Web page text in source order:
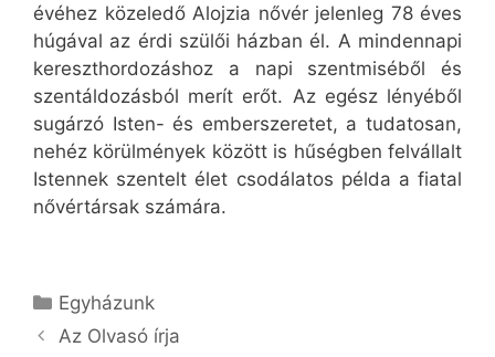
évéhez közeledő Alojzia nővér jelenleg 78 éves
húgával az érdi szülői házban él. A mindennapi
kereszthordozáshoz a napi szentmiséből és
szentáldozásból merít erőt. Az egész lényéből
sugárzó Isten- és emberszeretet, a tudatosan,
nehéz körülmények között is hűségben felvállalt
Istennek szentelt élet csodálatos példa a fiatal
nővértársak számára.
Kategória
Egyházunk
Az Olvasó írja